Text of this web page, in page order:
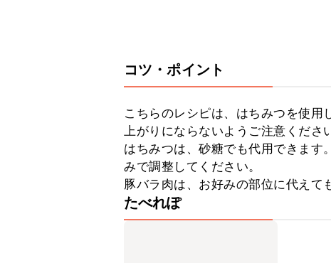
コツ・ポイント
こちらのレシピは、はちみつを使用
上がりにならないようご注意くださ
はちみつは、砂糖でも代用できます
みで調整してください。
豚バラ肉は、お好みの部位に代えて
たべれぽ